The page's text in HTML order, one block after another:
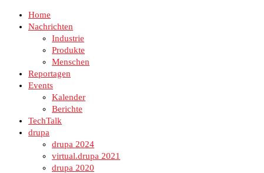
Home
Nachrichten
Industrie
Produkte
Menschen
Reportagen
Events
Kalender
Berichte
TechTalk
drupa
drupa 2024
virtual.drupa 2021
drupa 2020